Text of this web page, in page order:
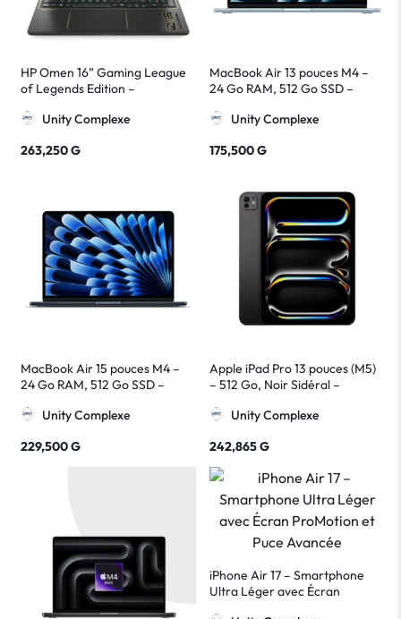
HP Omen 16” Gaming League
of Legends Edition –
Unity Complexe
263,250G
MacBook Air 13 pouces M4 –
24 Go RAM, 512 Go SSD –
Unity Complexe
175,500G
MacBook Air 15 pouces M4 –
24 Go RAM, 512 Go SSD –
Unity Complexe
229,500G
Apple iPad Pro 13 pouces (M5)
– 512 Go, Noir Sidéral –
Performante
Unity Complexe
242,865G
iPhone Air 17 – Smartphone
Ultra Léger avec Écran